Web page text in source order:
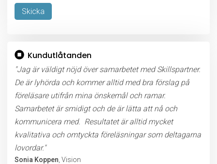
Kundutlåtanden
"Jag är väldigt nöjd över samarbetet med Skillspartner.
De är lyhörda och kommer alltid med bra förslag på
föreläsare utifrån mina önskemål och ramar.
Samarbetet är smidigt och de är lätta att nå och
kommunicera med. Resultatet är alltid mycket
kvalitativa och omtyckta föreläsningar som deltagarna
lovordar."
Sonia Koppen , Vision